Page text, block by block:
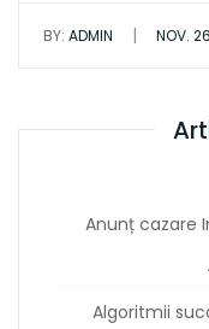
BY: ADMIN | NOV.
Anunț cazare
Algoritmii